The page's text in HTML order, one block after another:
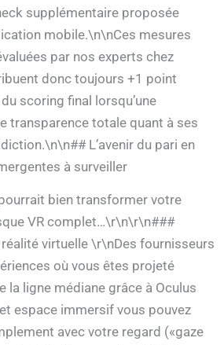
supplémentaire proposée
mobile.\n\nCes mesures
par nos experts chez
donc toujours +1 point
scoring final lorsqu’une
transparence totale quant à ses
L’avenir du pari en
à surveiller
bien transformer votre
VR complet…\r\n\r\n###
virtuelle \r\nDes fournisseurs
où vous êtes projeté
la ligne médiane grâce à Oculus
espace immersif vous pouvez
avec votre regard («gaze